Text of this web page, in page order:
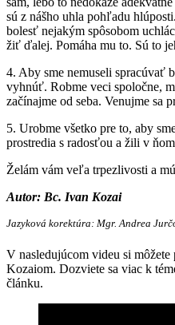
sú z nášho uhla pohľadu
bolesť nejakým spôsobom
žiť ďalej. Pomáha mu to. Sú to
4. Aby sme nemuseli spracúvať
vyhnúť. Robme veci spoločne,
začínajme od seba. Venujme sa
5. Urobme všetko pre to, aby
prostredia s radosťou a žili v
Želám vám veľa trpezlivosti a
Autor: Bc. Ivan Kozai
Jazyková korektúra: Mgr. Andrea
V nasledujúcom videu si
Kozaiom. Dozviete sa viac k
článku.